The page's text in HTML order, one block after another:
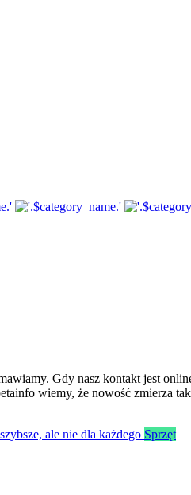
Gdy nasz kontakt jest
wiemy, że nowość zmierza
Sprzęt